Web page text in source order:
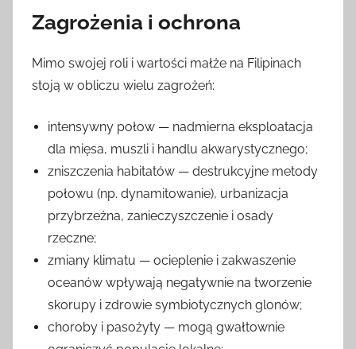
Zagrożenia i ochrona
Mimo swojej roli i wartości małże na Filipinach
stoją w obliczu wielu zagrożeń:
intensywny połow — nadmierna eksploatacja
dla mięsa, muszli i handlu akwarystycznego;
zniszczenia habitatów — destrukcyjne metody
połowu (np. dynamitowanie), urbanizacja
przybrzeżna, zanieczyszczenie i osady
rzeczne;
zmiany klimatu — ocieplenie i zakwaszenie
oceanów wpływają negatywnie na tworzenie
skorupy i zdrowie symbiotycznych glonów;
choroby i pasożyty — mogą gwałtownie